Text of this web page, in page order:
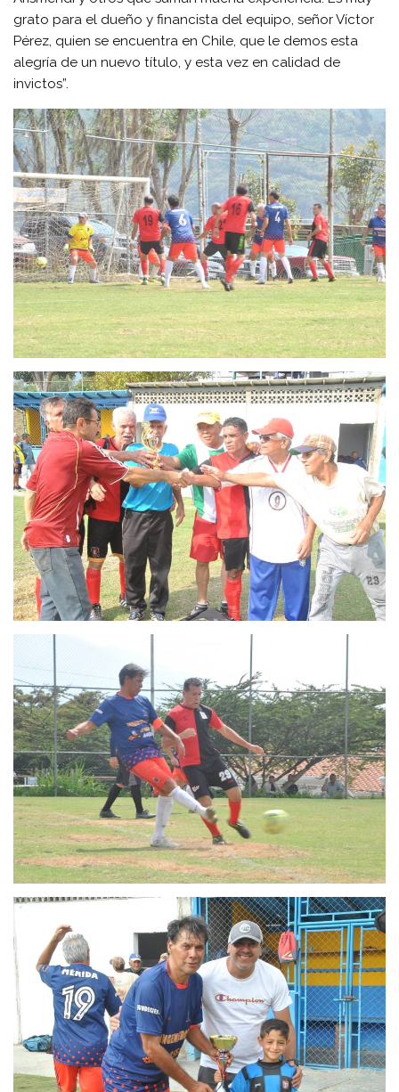
grato para el dueño y financista del equipo, señor Víctor
Pérez, quien se encuentra en Chile, que le demos esta
alegría de un nuevo título, y esta vez en calidad de
invictos”.